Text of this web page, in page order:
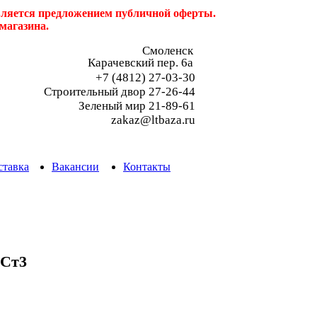
предложением публичной оферты.
Смоленск
Карачевский пер. 6a
+7 (4812) 27-03-30
Строительный двор 27-26-44
Зеленый мир 21-89-61
zakaz@ltbaza.ru
Вакансии Контакты